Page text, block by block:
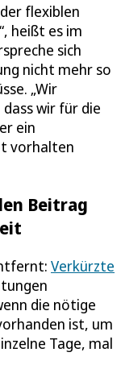
flexiblen
heißt es im
sich
nicht mehr so
„Wir
wir für die
ein
vorhalten
Beitrag
Verkürzte
die nötige
ist, um
Tage, mal